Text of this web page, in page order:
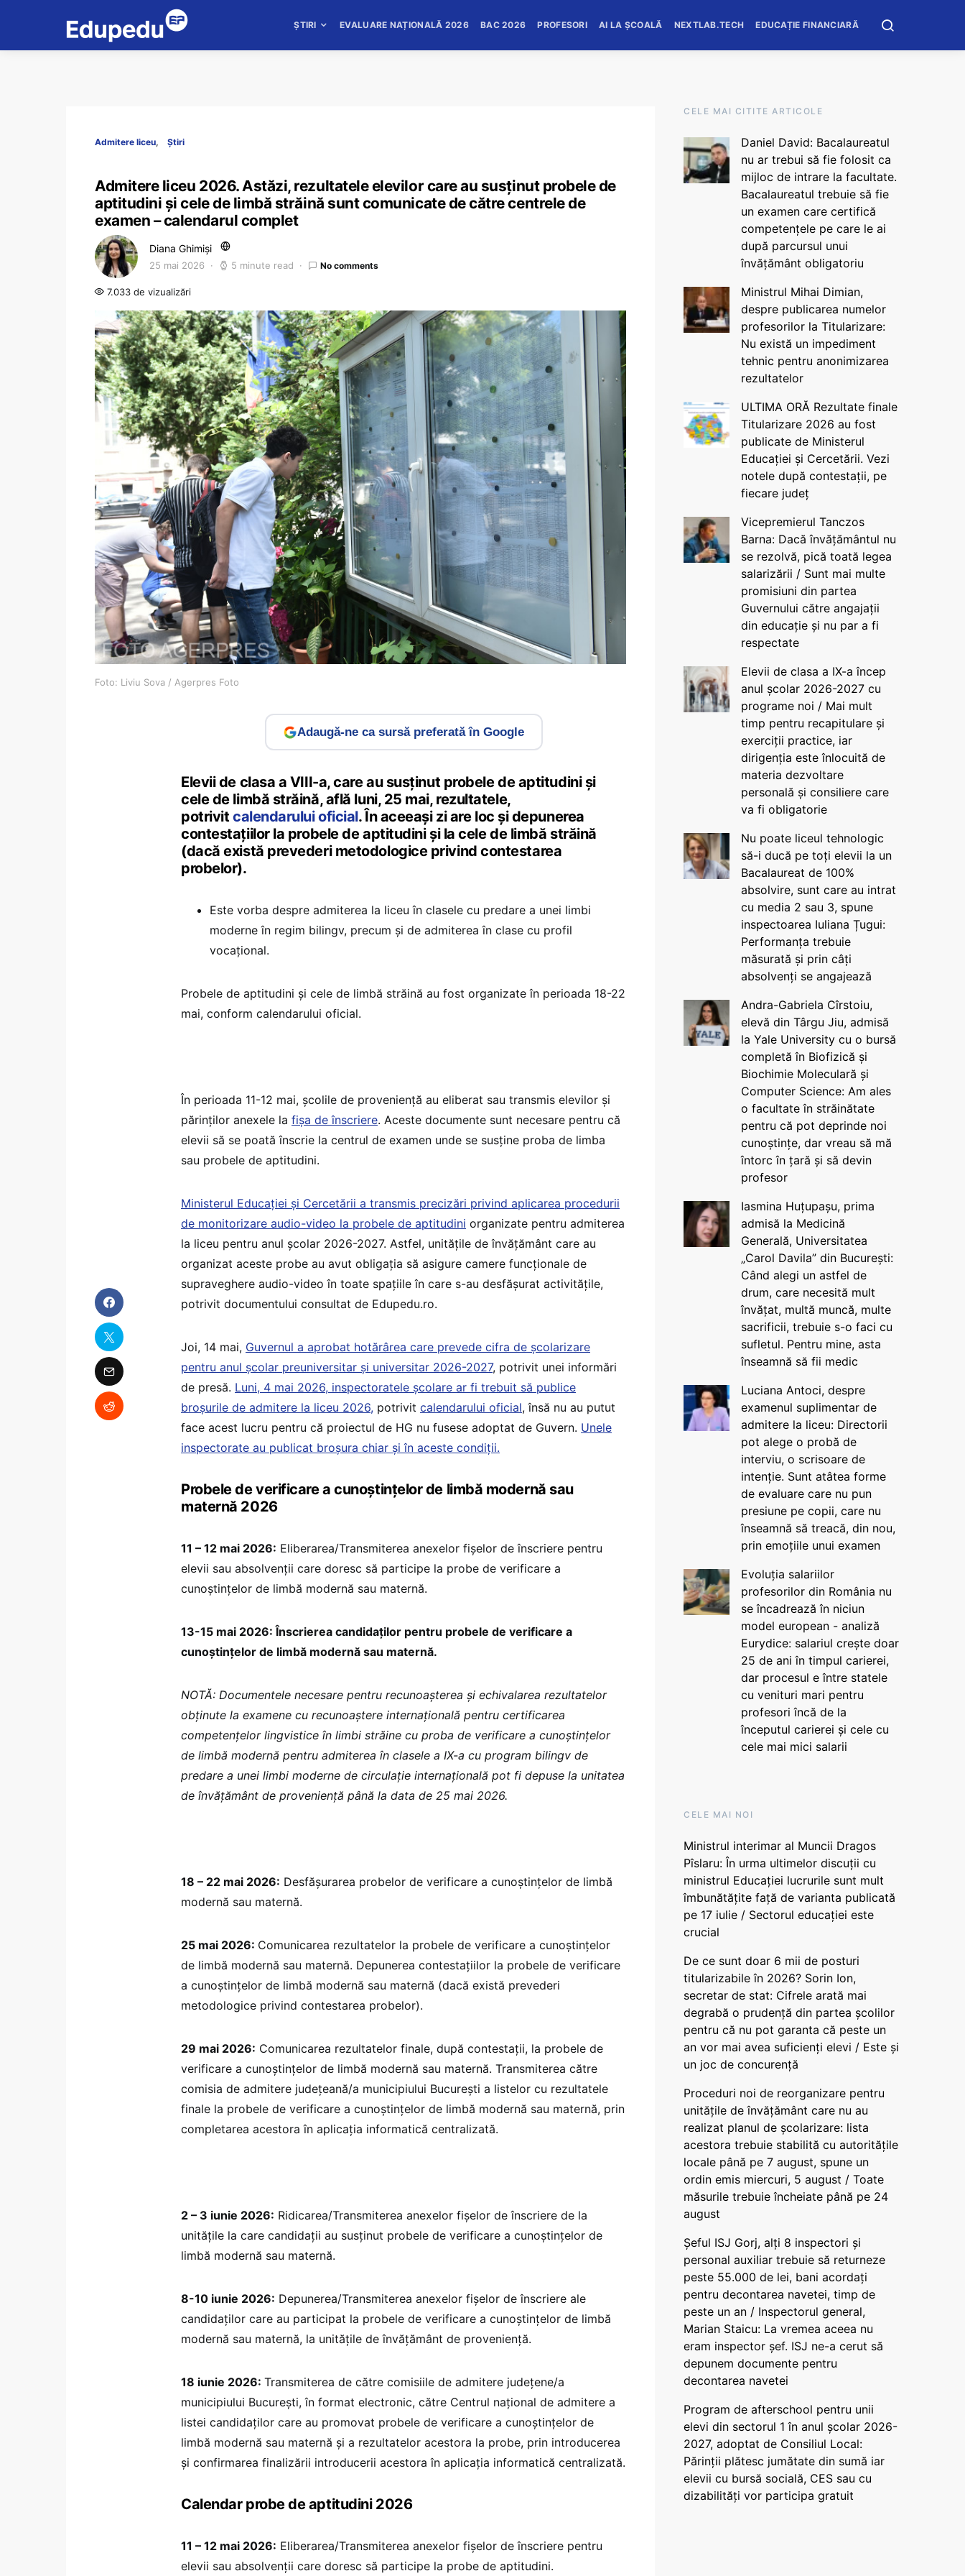
ȘTIRI EVALUARE NAȚIONALĂ 2026 BAC 2026 PROFESORI AI LA ȘCOALĂ NEXTLAB.TECH EDUCAȚIE FINANCIARĂ
Admitere liceu Știri
Admitere liceu 2026. Astăzi, rezultatele elevilor care au susținut probele de
aptitudini și cele de limbă străină sunt comunicate de către centrele de
examen – calendarul complet
Diana Ghimiși
25 mai 2026 5 minute read No comments
7.033 de vizualizări
Foto: Liviu Sova / Agerpres Foto
Adaugă-ne ca sursă preferată în Google
Elevii de clasa a VIII-a, care au susținut probele de aptitudini și
cele de limbă străină, află luni, 25 mai, rezultatele,
potrivit calendarului oficial. În aceeași zi are loc și depunerea
contestaţiilor la probele de aptitudini și la cele de limbă străină
(dacă există prevederi metodologice privind contestarea
probelor).
Este vorba despre admiterea la liceu în clasele cu predare a unei limbi
moderne în regim bilingv, precum și de admiterea în clase cu profil
vocațional.
Probele de aptitudini și cele de limbă străină au fost organizate în perioada 18-22
mai, conform calendarului oficial.
În perioada 11-12 mai, școlile de proveniență au eliberat sau transmis elevilor și
părinților anexele la fișa de înscriere. Aceste documente sunt necesare pentru că
elevii să se poată înscrie la centrul de examen unde se susține proba de limba
sau probele de aptitudini.
Ministerul Educației și Cercetării a transmis precizări privind aplicarea procedurii
de monitorizare audio-video la probele de aptitudini organizate pentru admiterea
la liceu pentru anul școlar 2026-2027. Astfel, unitățile de învățământ care au
organizat aceste probe au avut obligația să asigure camere funcționale de
supraveghere audio-video în toate spațiile în care s-au desfășurat activitățile,
potrivit documentului consultat de Edupedu.ro.
Joi, 14 mai, Guvernul a aprobat hotărârea care prevede cifra de școlarizare
pentru anul școlar preuniversitar și universitar 2026-2027, potrivit unei informări
de presă. Luni, 4 mai 2026, inspectoratele școlare ar fi trebuit să publice
broșurile de admitere la liceu 2026, potrivit calendarului oficial, însă nu au putut
face acest lucru pentru că proiectul de HG nu fusese adoptat de Guvern. Unele
inspectorate au publicat broșura chiar și în aceste condiții.
Probele de verificare a cunoștințelor de limbă modernă sau
maternă 2026
11 – 12 mai 2026: Eliberarea/Transmiterea anexelor fişelor de înscriere pentru
elevii sau absolvenţii care doresc să participe la probe de verificare a
cunoştinţelor de limbă modernă sau maternă.
13-15 mai 2026: Înscrierea candidaţilor pentru probele de verificare a
cunoştinţelor de limbă modernă sau maternă.
NOTĂ: Documentele necesare pentru recunoașterea și echivalarea rezultatelor
obținute la examene cu recunoaștere internațională pentru certificarea
competențelor lingvistice în limbi străine cu proba de verificare a cunoștințelor
de limbă modernă pentru admiterea în clasele a IX-a cu program bilingv de
predare a unei limbi moderne de circulaţie internaţională pot fi depuse la unitatea
de învăţământ de provenienţă până la data de 25 mai 2026.
18 – 22 mai 2026: Desfăşurarea probelor de verificare a cunoştinţelor de limbă
modernă sau maternă.
25 mai 2026: Comunicarea rezultatelor la probele de verificare a cunoştinţelor
de limbă modernă sau maternă. Depunerea contestaţiilor la probele de verificare
a cunoştinţelor de limbă modernă sau maternă (dacă există prevederi
metodologice privind contestarea probelor).
29 mai 2026: Comunicarea rezultatelor finale, după contestaţii, la probele de
verificare a cunoştinţelor de limbă modernă sau maternă. Transmiterea către
comisia de admitere judeţeană/a municipiului Bucureşti a listelor cu rezultatele
finale la probele de verificare a cunoştinţelor de limbă modernă sau maternă, prin
completarea acestora în aplicația informatică centralizată.
2 – 3 iunie 2026: Ridicarea/Transmiterea anexelor fişelor de înscriere de la
unităţile la care candidaţii au susţinut probele de verificare a cunoştinţelor de
limbă modernă sau maternă.
8-10 iunie 2026: Depunerea/Transmiterea anexelor fişelor de înscriere ale
candidaţilor care au participat la probele de verificare a cunoştinţelor de limbă
modernă sau maternă, la unităţile de învăţământ de proveniență.
18 iunie 2026: Transmiterea de către comisiile de admitere judeţene/a
municipiului Bucureşti, în format electronic, către Centrul naţional de admitere a
listei candidaţilor care au promovat probele de verificare a cunoştinţelor de
limbă modernă sau maternă şi a rezultatelor acestora la probe, prin introducerea
și confirmarea finalizării introducerii acestora în aplicația informatică centralizată.
Calendar probe de aptitudini 2026
11 – 12 mai 2026: Eliberarea/Transmiterea anexelor fişelor de înscriere pentru
elevii sau absolvenţii care doresc să participe la probe de aptitudini.
CELE MAI CITITE ARTICOLE
Daniel David: Bacalaureatul
nu ar trebui să fie folosit ca
mijloc de intrare la facultate.
Bacalaureatul trebuie să fie
un examen care certifică
competențele pe care le ai
după parcursul unui
învățământ obligatoriu
Ministrul Mihai Dimian,
despre publicarea numelor
profesorilor la Titularizare:
Nu există un impediment
tehnic pentru anonimizarea
rezultatelor
ULTIMA ORĂ Rezultate finale
Titularizare 2026 au fost
publicate de Ministerul
Educației și Cercetării. Vezi
notele după contestații, pe
fiecare județ
Vicepremierul Tanczos
Barna: Dacă învățământul nu
se rezolvă, pică toată legea
salarizării / Sunt mai multe
promisiuni din partea
Guvernului către angajații
din educație și nu par a fi
respectate
Elevii de clasa a IX-a încep
anul școlar 2026-2027 cu
programe noi / Mai mult
timp pentru recapitulare și
exerciții practice, iar
dirigenția este înlocuită de
materia dezvoltare
personală și consiliere care
va fi obligatorie
Nu poate liceul tehnologic
să-i ducă pe toți elevii la un
Bacalaureat de 100%
absolvire, sunt care au intrat
cu media 2 sau 3, spune
inspectoarea Iuliana Țugui:
Performanța trebuie
măsurată și prin câți
absolvenți se angajează
Andra-Gabriela Cîrstoiu,
elevă din Târgu Jiu, admisă
la Yale University cu o bursă
completă în Biofizică și
Biochimie Moleculară și
Computer Science: Am ales
o facultate în străinătate
pentru că pot deprinde noi
cunoștințe, dar vreau să mă
întorc în țară și să devin
profesor
Iasmina Huțupașu, prima
admisă la Medicină
Generală, Universitatea
„Carol Davila” din București:
Când alegi un astfel de
drum, care necesită mult
învățat, multă muncă, multe
sacrificii, trebuie s-o faci cu
sufletul. Pentru mine, asta
înseamnă să fii medic
Luciana Antoci, despre
examenul suplimentar de
admitere la liceu: Directorii
pot alege o probă de
interviu, o scrisoare de
intenție. Sunt atâtea forme
de evaluare care nu pun
presiune pe copii, care nu
înseamnă să treacă, din nou,
prin emoțiile unui examen
Evoluția salariilor
profesorilor din România nu
se încadrează în niciun
model european - analiză
Eurydice: salariul crește doar
25 de ani în timpul carierei,
dar procesul e între statele
cu venituri mari pentru
profesori încă de la
începutul carierei și cele cu
cele mai mici salarii
CELE MAI NOI
Ministrul interimar al Muncii Dragos
Pîslaru: În urma ultimelor discuții cu
ministrul Educației lucrurile sunt mult
îmbunătățite față de varianta publicată
pe 17 iulie / Sectorul educației este
crucial
De ce sunt doar 6 mii de posturi
titularizabile în 2026? Sorin Ion,
secretar de stat: Cifrele arată mai
degrabă o prudență din partea școlilor
pentru că nu pot garanta că peste un
an vor mai avea suficienți elevi / Este și
un joc de concurență
Proceduri noi de reorganizare pentru
unitățile de învățământ care nu au
realizat planul de școlarizare: lista
acestora trebuie stabilită cu autoritățile
locale până pe 7 august, spune un
ordin emis miercuri, 5 august / Toate
măsurile trebuie încheiate până pe 24
august
Șeful ISJ Gorj, alți 8 inspectori și
personal auxiliar trebuie să returneze
peste 55.000 de lei, bani acordați
pentru decontarea navetei, timp de
peste un an / Inspectorul general,
Marian Staicu: La vremea aceea nu
eram inspector șef. ISJ ne-a cerut să
depunem documente pentru
decontarea navetei
Program de afterschool pentru unii
elevi din sectorul 1 în anul școlar 2026-
2027, adoptat de Consiliul Local:
Părinții plătesc jumătate din sumă iar
elevii cu bursă socială, CES sau cu
dizabilităţi vor participa gratuit